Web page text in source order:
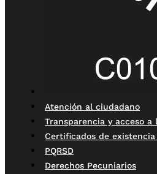
Atención al ciudadano
Transparencia y acceso a
Certificados de
PQRSD
Derechos Pecuniarios